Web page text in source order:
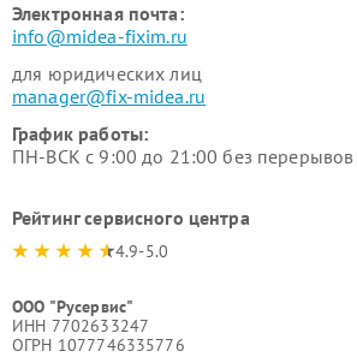
Электронная почта:
info@midea-fixim.ru
для юридических лиц
manager@fix-midea.ru
График работы:
ПН-ВСК с 9:00 до 21:00 без
Рейтинг сервисного центра
4.9-5.0
ООО "Русервис"
ИНН 7702633247
ОГРН 1077746335776